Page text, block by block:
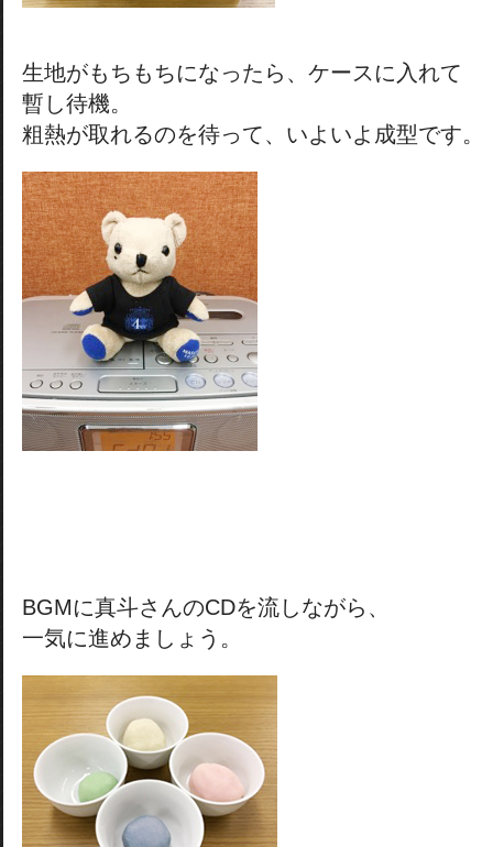
生地がもちもちになったら、ケースに入れて
暫し待機。
粗熱が取れるのを待って、いよいよ成型です。
BGMに真斗さんのCDを流しながら、
一気に進めましょう。